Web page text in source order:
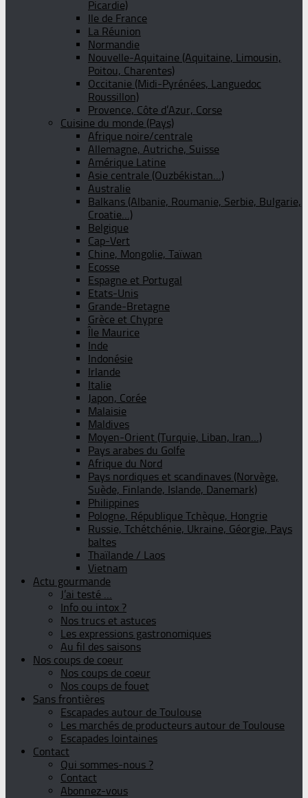
Picardie)
Ile de France
La Réunion
Normandie
Nouvelle-Aquitaine (Aquitaine, Limousin,
Poitou, Charentes)
Occitanie (Midi-Pyrénées, Languedoc
Roussillon)
Provence, Côte d’Azur, Corse
Cuisine du monde (Pays)
Afrique noire/centrale
Allemagne, Autriche, Suisse
Amérique Latine
Asie centrale (Ouzbékistan…)
Australie
Balkans (Albanie, Roumanie, Serbie, Bulgarie,
Croatie…)
Belgique
Cap-Vert
Chine, Mongolie, Taïwan
Ecosse
Espagne et Portugal
Etats-Unis
Grande-Bretagne
Grèce et Chypre
Île Maurice
Inde
Indonésie
Irlande
Italie
Japon, Corée
Malaisie
Maldives
Moyen-Orient (Turquie, Liban, Iran…)
Pays arabes du Golfe
Afrique du Nord
Pays nordiques et scandinaves (Norvège,
Suède, Finlande, Islande, Danemark)
Philippines
Pologne, République Tchèque, Hongrie
Russie, Tchétchénie, Ukraine, Géorgie, Pays
baltes
Thaïlande / Laos
Vietnam
Actu gourmande
J’ai testé …
Info ou intox ?
Nos trucs et astuces
Les expressions gastronomiques
Au fil des saisons
Nos coups de coeur
Nos coups de coeur
Nos coups de fouet
Sans frontières
Escapades autour de Toulouse
Les marchés de producteurs autour de Toulouse
Escapades lointaines
Contact
Qui sommes-nous ?
Contact
Abonnez-vous